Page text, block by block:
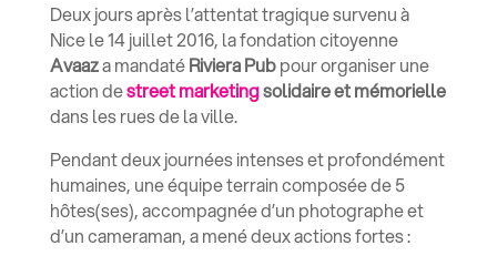
Deux jours après l’attentat tragique survenu à
Nice le 14 juillet 2016, la fondation citoyenne
Avaaza mandatéRiviera Pubpour organiser une
action destreet marketingsolidaire et mémorielle
dans les rues de la ville.
Pendant deux journées intenses et profondément
humaines, une équipe terrain composée de5
hôtes(ses), accompagnée d’un photographeet
d’uncameraman, a mené deux actions fortes :